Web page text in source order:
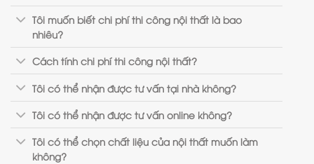
Tôi muốn biết chi phí thi công nội thất là bao
nhiêu?
Cách tính chi phí thi công nội thất?
Tôi có thể nhận được tư vấn tại nhà không?
Tôi có thể nhận được tư vấn online không?
Tôi có thể chọn chất liệu của nội thất muốn làm
không?